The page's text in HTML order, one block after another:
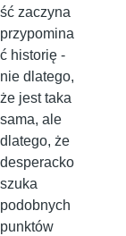
ść zaczyna
przypomina
ć historię -
nie dlatego,
że jest taka
sama, ale
dlatego, że
desperacko
szuka
podobnych
punktów